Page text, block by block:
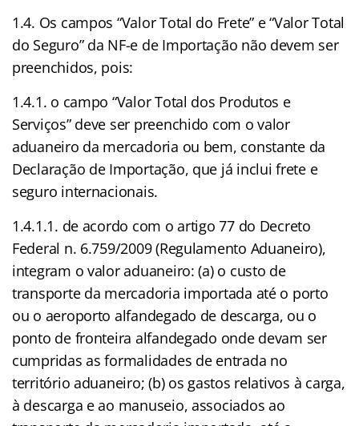
1.4. Os campos “Valor Total do Frete” e “Valor Total
do Seguro” da NF-e de Importação não devem ser
preenchidos, pois:
1.4.1. o campo “Valor Total dos Produtos e
Serviços” deve ser preenchido com o valor
aduaneiro da mercadoria ou bem, constante da
Declaração de Importação, que já inclui frete e
seguro internacionais.
1.4.1.1. de acordo com o artigo 77 do Decreto
Federal n. 6.759/2009 (Regulamento Aduaneiro),
integram o valor aduaneiro: (a) o custo de
transporte da mercadoria importada até o porto
ou o aeroporto alfandegado de descarga, ou o
ponto de fronteira alfandegado onde devam ser
cumpridas as formalidades de entrada no
território aduaneiro; (b) os gastos relativos à carga,
à descarga e ao manuseio, associados ao